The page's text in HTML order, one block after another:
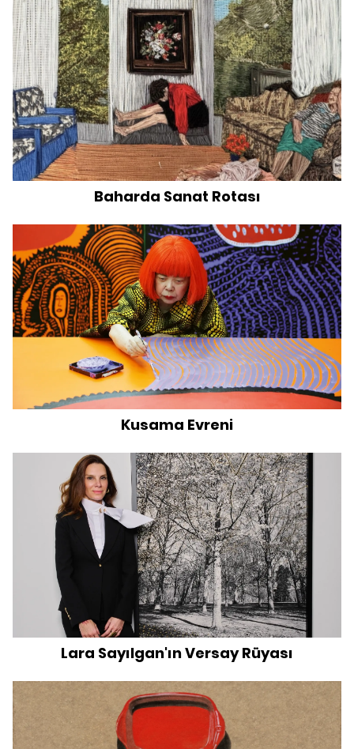
Baharda Sanat Rotası
Kusama Evreni
Lara Sayılgan'ın Versay Rüyası